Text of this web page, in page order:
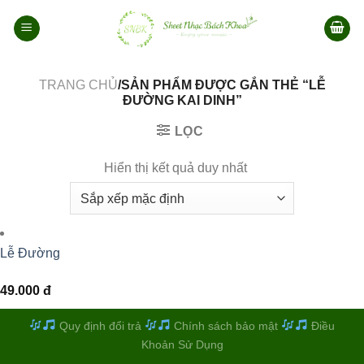
qua
TRANG CHỦ/SẢN PHẨM ĐƯỢC GẮN THẺ “LỄ
ĐƯỜNG KAI DINH”
LỌC
Hiển thị kết quả duy nhất
Lễ Đường
49.000 đ
Quy định đổi trả Chính sách bảo mật
Điều
Khoản Sử Dụng